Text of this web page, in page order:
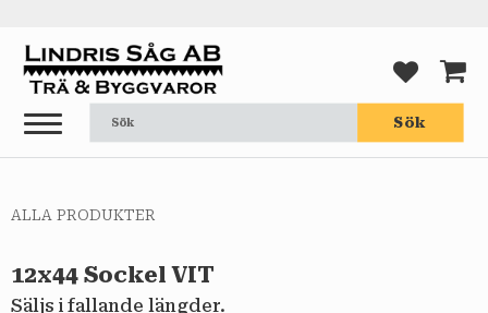
Meny
Sök
ALLA PRODUKTER
12x44 Sockel VIT
Säljs i fallande längder.